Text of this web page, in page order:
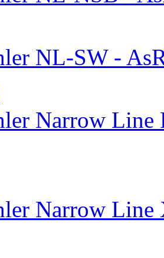
NL-SW -
Narrow
Narrow